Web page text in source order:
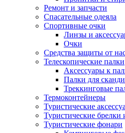
Ремонт и запчасти
Спасательные одеяла
Спортивные очки
Линзы и
Очки
Средства защиты от
Телескопические палки
Аксессуары к
Палки для
Треккинговые
Термоконтейнеры
Туристические
Туристические брелки
Туристические фонари